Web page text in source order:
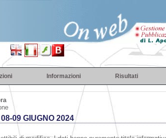
Informazioni Risultati
09 GIUGNO 2024